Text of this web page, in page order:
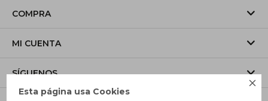

Esta página usa Cookies
COMPRA
MI CUENTA
SÍGUENOS